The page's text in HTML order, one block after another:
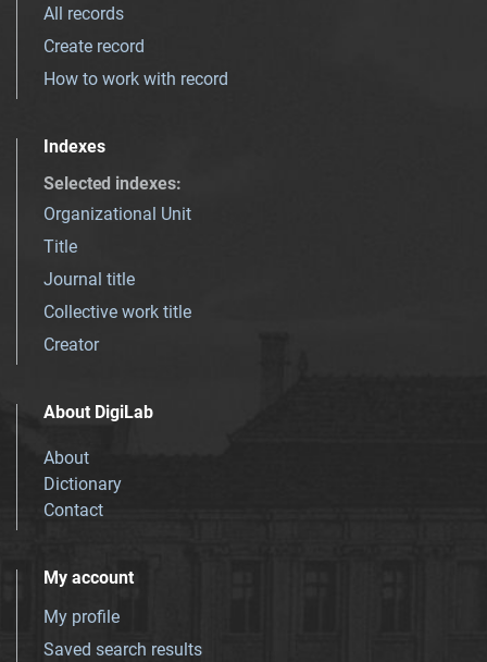
All records
Create record
How to work with record
Indexes
Selected indexes:
Organizational Unit
Title
Journal title
Collective work title
Creator
About DigiLab
About
Dictionary
Contact
My account
My profile
Saved search results